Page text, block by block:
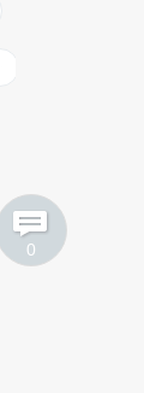
0